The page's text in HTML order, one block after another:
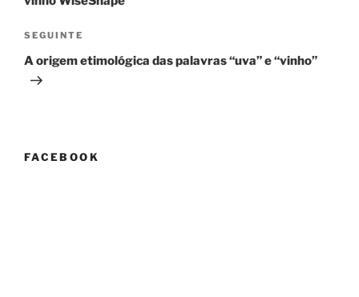
Conteúdo
seguinte
SEGUINTE
A origem etimológica das palavras “uva” e “vinho”
FACEBOOK